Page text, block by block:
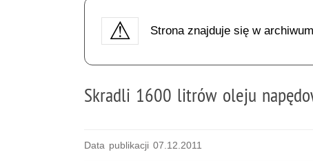
Strona znajduje się w
Skradli 1600 litrów oleju
Data publikacji 07.12.2011